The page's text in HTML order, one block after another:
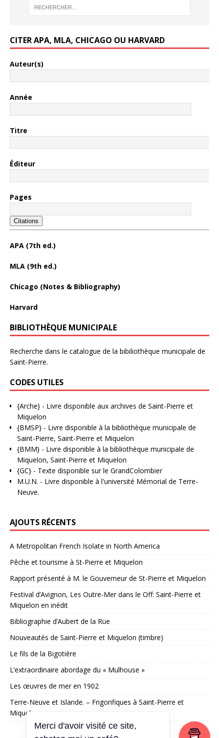
CITER APA, MLA, CHICAGO OU HARVARD
Auteur(s)
Année
Titre
Éditeur
Pages
Citations
APA (7th ed.)
MLA (9th ed.)
Chicago (Notes & Bibliography)
Harvard
BIBLIOTHÈQUE MUNICIPALE
Recherche dans le catalogue de la bibiliothèque municipale de
Saint-Pierre.
CODES UTILES
{Arche} - Livre disponible aux archives de Saint-Pierre et
Miquelon
{BMSP} - Livre disponible à la bibliothèque municipale de
Saint-Pierre, Saint-Pierre et Miquelon
{BMM} - Livre disponible à la bibliothèque municipale de
Miquelon, Saint-Pierre et Miquelon
{GC} - Texte disponible sur le GrandColombier
M.U.N. - Livre disponible à l'université Mémorial de Terre-
Neuve.
AJOUTS RÉCENTS
A Metropolitan French Isolate in North America
Pêche et tourisme à St-Pierre et Miquelon
Rapport présenté à M. le Gouverneur de St-Pierre et Miquelon
Festival d’Avignon, Les Outre-Mer dans le Off: Saint-Pierre et
Miquelon en inédit
Bibliographie d’Aubert de la Rüe
Nouveautés de Saint-Pierre et Miquelon (timbre)
Le fils de la Bigotière
L’extraordinaire abordage du « Mulhouse »
Les œuvres de mer en 1902
Terre-Neuve et Islande. – Frigorifiques à Saint-Pierre et
Miquelon
Merci d'avoir visité ce site,